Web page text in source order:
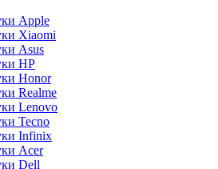
Apple
Xiaomi
Asus
HP
Honor
Realme
Lenovo
Tecno
Infinix
Acer
Dell